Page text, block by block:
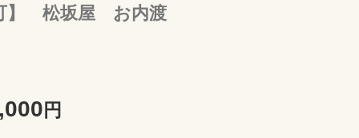
可】 松坂屋 お内渡
円